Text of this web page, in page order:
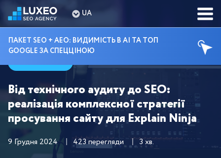
UA
ПАКЕТ SEO + AEO: ВИДИМІСТЬ В AI ТА ТОП
GOOGLE ЗА СПЕЦЦІНОЮ
Кейси
Від технічного аудиту до SEO:
реалізація комплексної стратегії
просування сайту для Explain Ninja
9 Грудня 2024 423 перегляди 3 хв.